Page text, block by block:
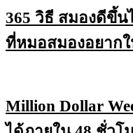
365 วิธี สมองดีขึ้น
ที่หมอสมองอยาก
Million Dollar